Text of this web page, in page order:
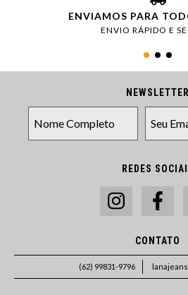
ENVIAMOS PARA
ENVIO RÁPIDO E
NEWSLETTER
REDES
CONTATO
(62) 99831-9796